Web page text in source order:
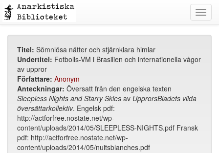
Titel: Sömnlösa nätter och stjärnklara himlar
Undertitel: Fotbolls-VM i Brasilien och internationella vågor
av uppror
Författare: Anonym
Anteckningar: Översatt från den engelska texten
Sleepless Nights and Starry Skies av UpprorsBladets vilda
översättarkollektiv. Engelsk pdf:
http://actforfree.nostate.net/wp-
content/uploads/2014/05/SLEEPLESS-NIGHTS.pdf Fransk
pdf: http://actforfree.nostate.net/wp-
content/uploads/2014/05/nuitsblanches.pdf